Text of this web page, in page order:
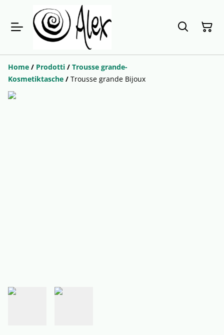
Home / Prodotti / Trousse grande-
Kosmetiktasche / Trousse grande Bijoux